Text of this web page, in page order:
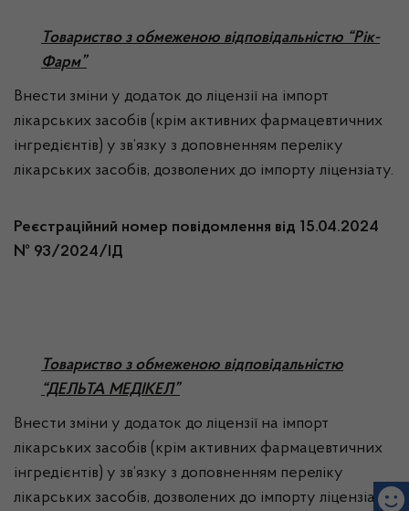
Товариство з обмеженою відповідальністю “Рік-
Фарм”
Внести зміни у додаток до ліцензії на імпорт
лікарських засобів (крім активних фармацевтичних
інгредієнтів) у зв’язку з доповненням переліку
лікарських засобів, дозволених до імпорту ліцензіату.
Реєстраційний номер повідомлення від 15.04.2024
№ 93/2024/ІД
Товариство з обмеженою відповідальністю
“ДЕЛЬТА МЕДІКЕЛ”
Внести зміни у додаток до ліцензії на імпорт
лікарських засобів (крім активних фармацевтичних
інгредієнтів) у зв’язку з доповненням переліку
лікарських засобів, дозволених до імпорту ліцензіату.